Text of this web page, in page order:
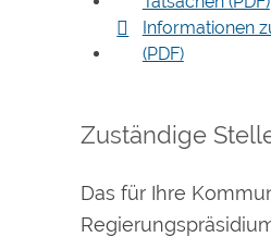
Informationen
(PDF)
Zuständige
Das für Ihre